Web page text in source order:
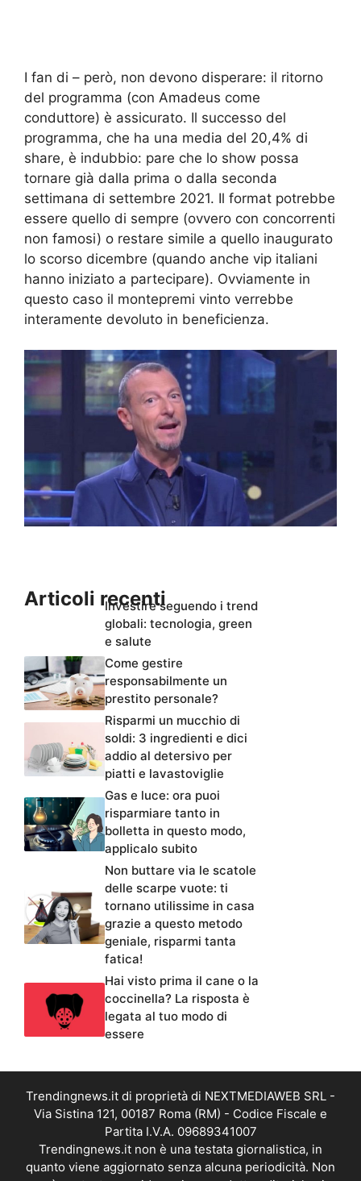
I fan di – però, non devono disperare: il ritorno
del programma (con Amadeus come
conduttore) è assicurato. Il successo del
programma, che ha una media del 20,4% di
share, è indubbio: pare che lo show possa
tornare già dalla prima o dalla seconda
settimana di settembre 2021. Il format potrebbe
essere quello di sempre (ovvero con concorrenti
non famosi) o restare simile a quello inaugurato
lo scorso dicembre (quando anche vip italiani
hanno iniziato a partecipare). Ovviamente in
questo caso il montepremi vinto verrebbe
interamente devoluto in beneficienza.
Articoli recentiInvestire seguendo i trend
globali: tecnologia, green
e salute
Come gestire
responsabilmente un
prestito personale?
Risparmi un mucchio di
soldi: 3 ingredienti e dici
addio al detersivo per
piatti e lavastoviglie
Gas e luce: ora puoi
risparmiare tanto in
bolletta in questo modo,
applicalo subito
Non buttare via le scatole
delle scarpe vuote: ti
tornano utilissime in casa
grazie a questo metodo
geniale, risparmi tanta
fatica!
Hai visto prima il cane o la
coccinella? La risposta è
legata al tuo modo di
essere
Trendingnews.it di proprietà di NEXTMEDIAWEB SRL -
Via Sistina 121, 00187 Roma (RM) - Codice Fiscale e
Partita I.V.A. 09689341007
Trendingnews.it non è una testata giornalistica, in
quanto viene aggiornato senza alcuna periodicità. Non